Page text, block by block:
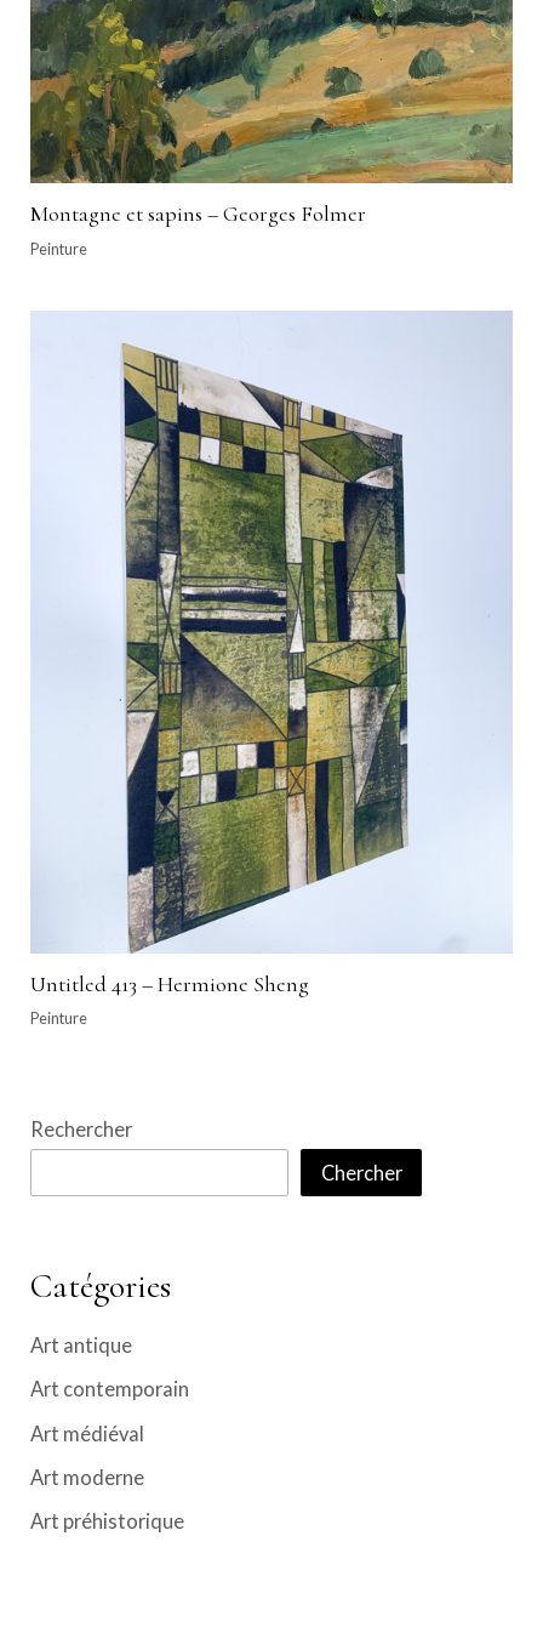
Montagne et sapins – Georges Folmer
Peinture
Untitled 413 – Hermione Sheng
Peinture
Rechercher
Chercher
Catégories
Art antique
Art contemporain
Art médiéval
Art moderne
Art préhistorique